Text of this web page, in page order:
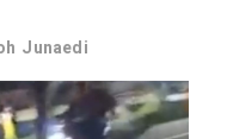
Junaedi